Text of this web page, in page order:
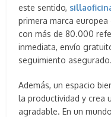
este sentido,
primera marca
con más de 80.000
inmediata, envío
seguimiento asegurado.
Además, un espacio
la productividad y crea
agradable. En un